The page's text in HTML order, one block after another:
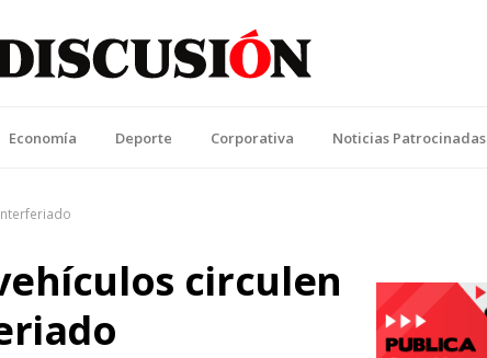
Economía Deporte Corporativa Noticias Patrocinadas
circulen